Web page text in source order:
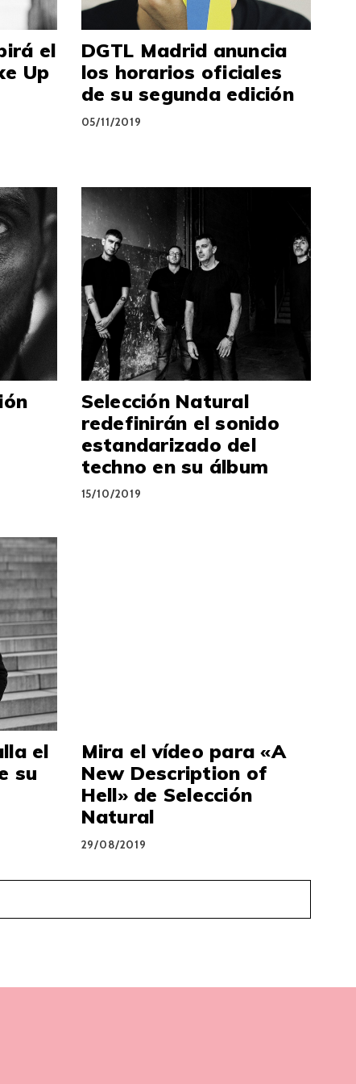
el
Up
DGTL Madrid anuncia
los horarios oficiales
de su segunda edición
05/11/2019
Selección Natural
redefinirán el sonido
estandarizado del
techno en su álbum
15/10/2019
el
su
Mira el vídeo para «A
New Description of
Hell» de Selección
Natural
29/08/2019